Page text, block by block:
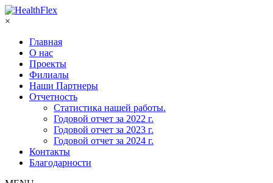
×
Главная
О нас
Проекты
Филиалы
Наши Партнеры
Отчетность
Статистика нашей работы.
Годовой отчет за 2022 г.
Годовой отчет за 2023 г.
Годовой отчет за 2024 г.
Контакты
Благодарности